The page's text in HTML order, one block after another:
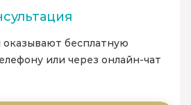
бесплатную
или через онлайн-чат